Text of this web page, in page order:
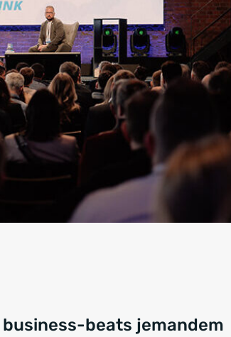
beats jemandem